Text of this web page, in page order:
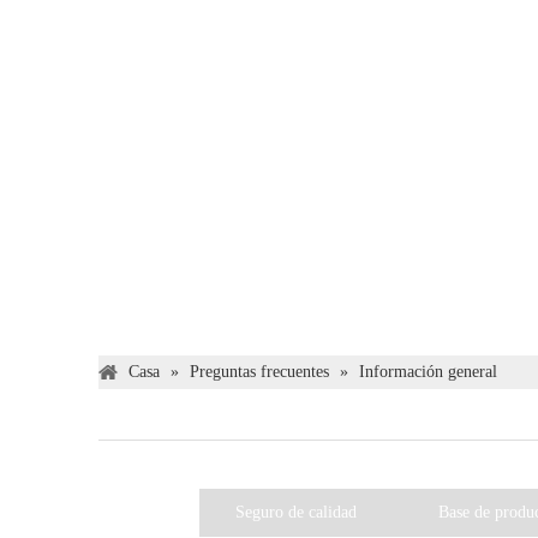
Casa » Preguntas frecuentes » Información general
Seguro de calidad Base de